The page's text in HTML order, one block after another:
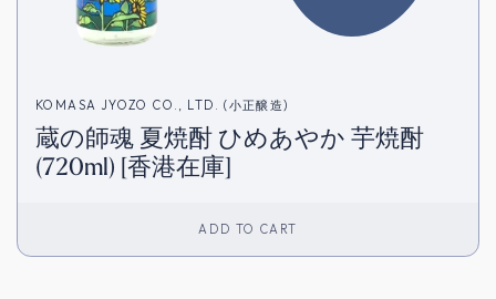
KOMASA JYOZO CO., LTD. (小正醸造)
蔵の師魂 夏焼酎 ひめあやか 芋焼酎
(720ml) [香港在庫]
ADD TO CART